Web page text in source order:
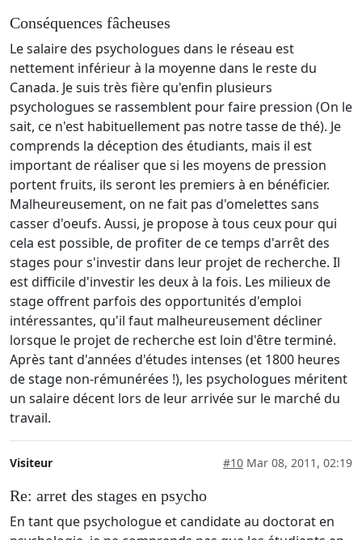
Conséquences fâcheuses
Le salaire des psychologues dans le réseau est
nettement inférieur à la moyenne dans le reste du
Canada. Je suis très fière qu'enfin plusieurs
psychologues se rassemblent pour faire pression (On le
sait, ce n'est habituellement pas notre tasse de thé). Je
comprends la déception des étudiants, mais il est
important de réaliser que si les moyens de pression
portent fruits, ils seront les premiers à en bénéficier.
Malheureusement, on ne fait pas d'omelettes sans
casser d'oeufs. Aussi, je propose à tous ceux pour qui
cela est possible, de profiter de ce temps d'arrêt des
stages pour s'investir dans leur projet de recherche. Il
est difficile d'investir les deux à la fois. Les milieux de
stage offrent parfois des opportunités d'emploi
intéressantes, qu'il faut malheureusement décliner
lorsque le projet de recherche est loin d'être terminé.
Après tant d'années d'études intenses (et 1800 heures
de stage non-rémunérées !), les psychologues méritent
un salaire décent lors de leur arrivée sur le marché du
travail.
Visiteur #10 Mar 08, 2011, 02:19
Re: arret des stages en psycho
En tant que psychologue et candidate au doctorat en